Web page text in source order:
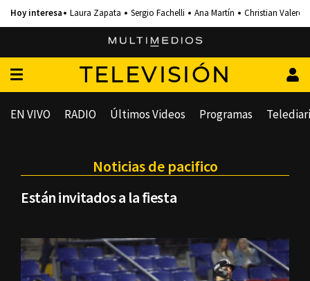
Laura Zapata Sergio Fachelli Ana Martín Christian Valero
TELEVISIÓN
EN VIVO RADIO Últimos Videos Programas
Noticias de pacifico
Están invitados a la fiesta